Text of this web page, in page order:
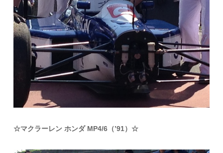
☆マクラーレン ホンダ MP4/6（’91）☆